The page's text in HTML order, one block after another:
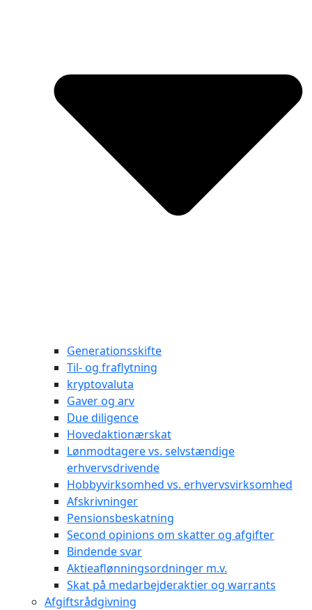
Generationsskifte
Til- og fraflytning
kryptovaluta
Gaver og arv
Due diligence
Hovedaktionærskat
Lønmodtagere vs. selvstændige
erhvervsdrivende
Hobbyvirksomhed vs. erhvervsvirksomhed
Afskrivninger
Pensionsbeskatning
Second opinions om skatter og afgifter
Bindende svar
Aktieaflønningsordninger m.v.
Skat på medarbejderaktier og warrants
Afgiftsrådgivning